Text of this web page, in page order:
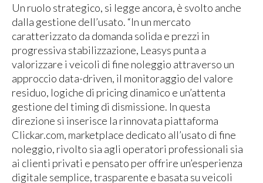
Un ruolo strategico, si legge ancora, è svolto anche
dalla gestione dell’usato. “In un mercato
caratterizzato da domanda solida e prezzi in
progressiva stabilizzazione, Leasys punta a
valorizzare i veicoli di fine noleggio attraverso un
approccio data-driven, il monitoraggio del valore
residuo, logiche di pricing dinamico e un’attenta
gestione del timing di dismissione. In questa
direzione si inserisce la rinnovata piattaforma
Clickar.com, marketplace dedicato all’usato di fine
noleggio, rivolto sia agli operatori professionali sia
ai clienti privati e pensato per offrire un’esperienza
digitale semplice, trasparente e basata su veicoli